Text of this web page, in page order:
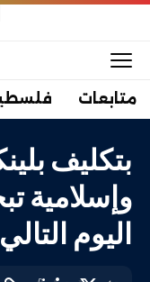
متابعات
بتكليف
وإسلامية
اليوم